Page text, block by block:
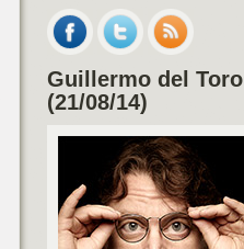
Guillermo del Toro
(21/08/14)